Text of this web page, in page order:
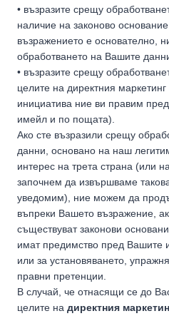
• възразите срещу
наличие на законово основание
възражението е основателно,
обработването на Вашите
• възразите срещу
целите на директния
инициатива ние ви правим
имейл и по пощата).
Ако сте възразили срещу
данни, основано на наш
интерес на трета страна (или
започнем да извършваме
уведомим), ние можем да
въпреки Вашето възражение,
съществуват законови
имат предимство пред Вашите
или за установяването,
правни претенции.
В случай, че отнасящи се до
целите на директния